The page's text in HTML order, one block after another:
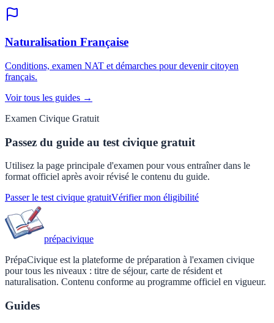
Naturalisation Française
Conditions, examen NAT et démarches pour devenir citoyen
français.
Voir tous les guides →
Examen Civique Gratuit
Passez du guide au test civique gratuit
Utilisez la page principale d'examen pour vous entraîner dans le
format officiel après avoir révisé le contenu du guide.
Passer le test civique gratuitVérifier mon éligibilité
prépacivique
PrépaCivique est la plateforme de préparation à l'examen civique
pour tous les niveaux : titre de séjour, carte de résident et
naturalisation. Contenu conforme au programme officiel en vigueur.
Guides